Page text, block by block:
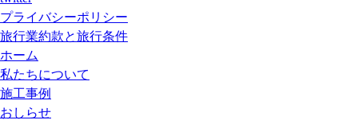
プライバシーポリシー
旅行業約款と旅行条件
ホーム
私たちについて
施工事例
おしらせ